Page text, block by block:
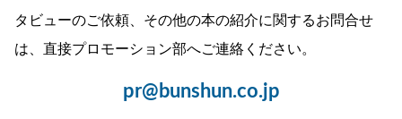
タビューのご依頼、その他の本の紹介に関するお問合せ
は、直接プロモーション部へご連絡ください。
pr@bunshun.co.jp